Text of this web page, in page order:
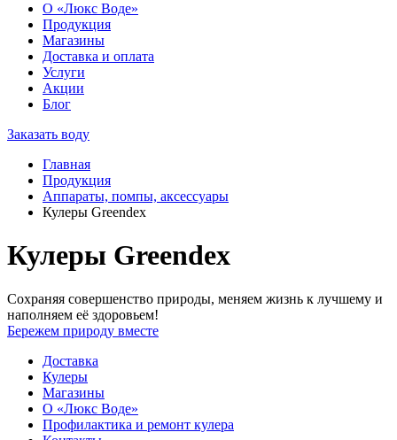
О «Люкс Воде»
Продукция
Магазины
Доставка и оплата
Услуги
Акции
Блог
Заказать воду
Главная
Продукция
Аппараты, помпы, аксессуары
Кулеры Greendex
Кулеры Greendex
Сохраняя совершенство природы, меняем жизнь к лучшему и
наполняем её здоровьем!
Бережем природу вместе
Доставка
Кулеры
Магазины
О «Люкс Воде»
Профилактика и ремонт кулера